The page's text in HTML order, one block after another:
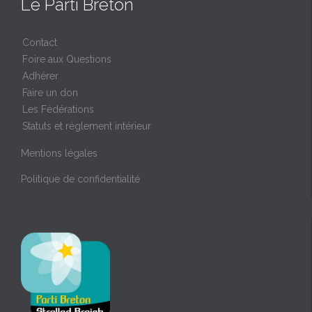
Le Parti Breton
Contact
Foire aux Questions
Adhérer
Faire un don
Les Fédérations
Statuts et réglement intérieur
Mentions légales
Politique de confidentialité